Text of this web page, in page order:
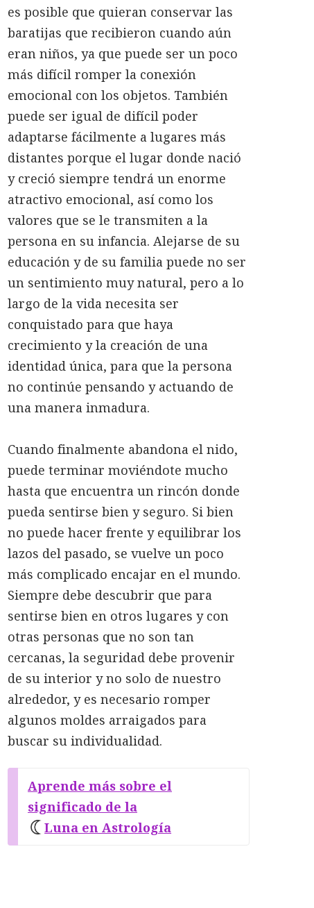
es posible que quieran conservar las
baratijas que recibieron cuando aún
eran niños, ya que puede ser un poco
más difícil romper la conexión
emocional con los objetos. También
puede ser igual de difícil poder
adaptarse fácilmente a lugares más
distantes porque el lugar donde nació
y creció siempre tendrá un enorme
atractivo emocional, así como los
valores que se le transmiten a la
persona en su infancia. Alejarse de su
educación y de su familia puede no ser
un sentimiento muy natural, pero a lo
largo de la vida necesita ser
conquistado para que haya
crecimiento y la creación de una
identidad única, para que la persona
no continúe pensando y actuando de
una manera inmadura.
Cuando finalmente abandona el nido,
puede terminar moviéndote mucho
hasta que encuentra un rincón donde
pueda sentirse bien y seguro. Si bien
no puede hacer frente y equilibrar los
lazos del pasado, se vuelve un poco
más complicado encajar en el mundo.
Siempre debe descubrir que para
sentirse bien en otros lugares y con
otras personas que no son tan
cercanas, la seguridad debe provenir
de su interior y no solo de nuestro
alrededor, y es necesario romper
algunos moldes arraigados para
buscar su individualidad.
Aprende más sobre el
significado de la
Luna en Astrología